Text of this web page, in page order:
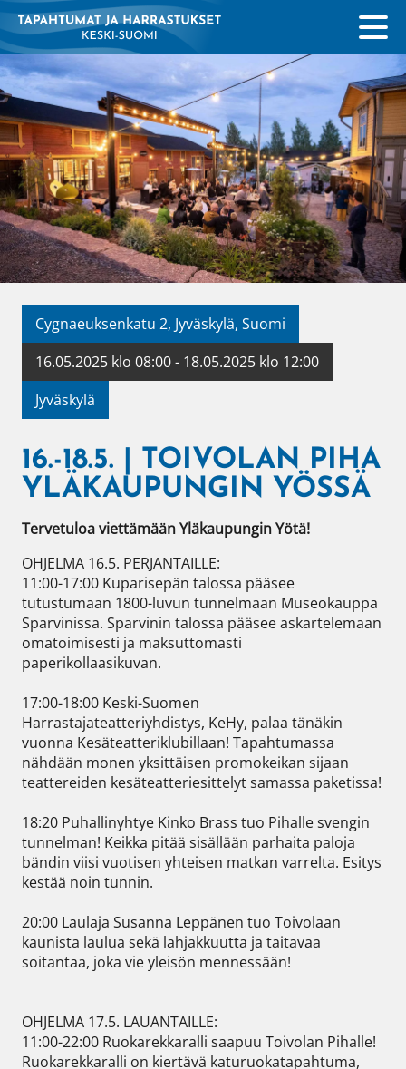
Cygnaeuksenkatu 2, Jyväskylä, Suomi
16.05.2025 klo 08:00 - 18.05.2025 klo 12:00
Jyväskylä
16.-18.5. | TOIVOLAN PIHA
YLÄKAUPUNGIN YÖSSÄ
Tervetuloa viettämään Yläkaupungin Yötä!
OHJELMA 16.5. PERJANTAILLE:
11:00-17:00 Kuparisepän talossa pääsee
tutustumaan 1800-luvun tunnelmaan Museokauppa
Sparvinissa. Sparvinin talossa pääsee askartelemaan
omatoimisesti ja maksuttomasti
paperikollaasikuvan.
17:00-18:00 Keski-Suomen
Harrastajateatteriyhdistys, KeHy, palaa tänäkin
vuonna Kesäteatteriklubillaan! Tapahtumassa
nähdään monen yksittäisen promokeikan sijaan
teattereiden kesäteatteriesittelyt samassa paketissa!
18:20 Puhallinyhtye Kinko Brass tuo Pihalle svengin
tunnelman! Keikka pitää sisällään parhaita paloja
bändin viisi vuotisen yhteisen matkan varrelta. Esitys
kestää noin tunnin.
20:00 Laulaja Susanna Leppänen tuo Toivolaan
kaunista laulua sekä lahjakkuutta ja taitavaa
soitantaa, joka vie yleisön mennessään!
OHJELMA 17.5. LAUANTAILLE:
11:00-22:00 Ruokarekkaralli saapuu Toivolan Pihalle!
Ruokarekkaralli on kiertävä katuruokatapahtuma,